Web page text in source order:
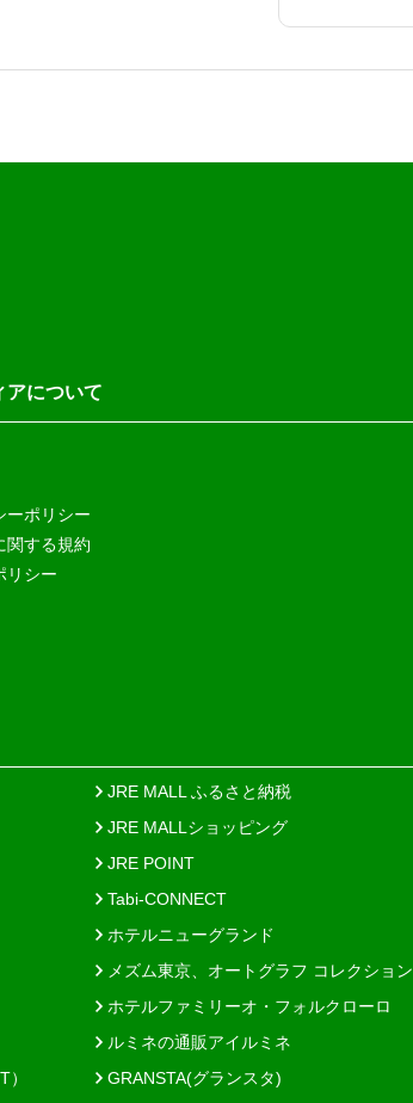
アについて
ポリシー
する規約
リシー
JRE MALL ふるさと納税
JRE MALLショッピング
JRE POINT
Tabi-CONNECT
ホテルニューグランド
メズム東京、オートグラフ コレクション
ホテルファミリーオ・フォルクローロ
ルミネの通販アイルミネ
GRANSTA(グランスタ)